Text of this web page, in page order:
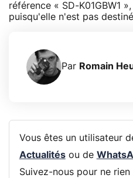
référence « SD-K01GBW1
puisqu'elle n'est pas
Par Romain
Vous êtes un utilisateur
Actualitésou de
Suivez-nous pour ne